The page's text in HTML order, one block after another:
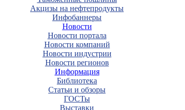
Акцизы на нефтепродукты
Инфобаннеры
Новости
Новости портала
Новости компаний
Новости индустрии
Новости регионов
Информация
Библиотека
Статьи и обзоры
ГОСТы
Выставки